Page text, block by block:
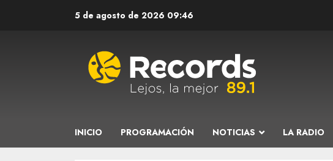
5 de agosto de 2026 09:46
INICIO PROGRAMACIÓN NOTICIAS LA RADIO